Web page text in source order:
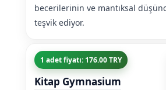
becerilerinin ve mantıksal
teşvik ediyor.
1 adet fiyatı: 176.00 TRY
Kitap Gymnasium